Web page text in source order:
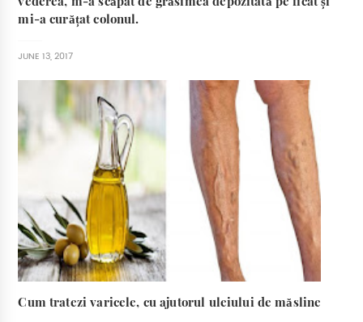
mi-a curățat colonul.
JUNE 13, 2017
Cum tratezi varicele, cu ajutorul uleiului de măsline